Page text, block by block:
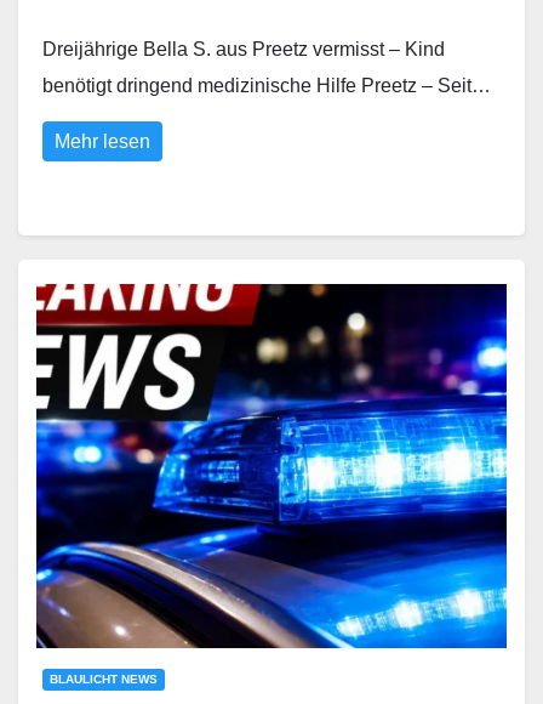
Dreijährige Bella S. aus Preetz vermisst – Kind
benötigt dringend medizinische Hilfe Preetz – Seit…
Mehr lesen
BLAULICHT NEWS